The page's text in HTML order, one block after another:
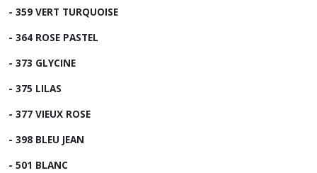
- 359 VERT TURQUOISE
- 364 ROSE PASTEL
- 373 GLYCINE
- 375 LILAS
- 377 VIEUX ROSE
- 398 BLEU JEAN
- 501 BLANC